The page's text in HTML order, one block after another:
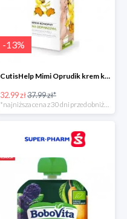
-13%
CutisHelp Mimi Oprudik krem konopny
32.99 zł37.99 zł*
*najniższa cena z 30 dni przed obniżką